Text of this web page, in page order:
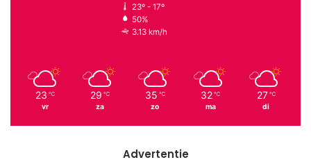
23º - 17º
50%
3.13 km/h
23 ℃
vr
29 ℃
za
35 ℃
zo
32 ℃
ma
27 ℃
di
Advertentie